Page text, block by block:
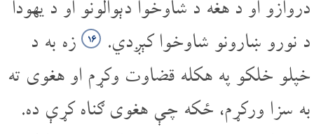
دروازو او د هغه د شاوخوا دېوالونو او د یهودا
د نورو ښارونو شاوخوا کېږدي.
۱۶ زه به د
خپلو خلکو په هکله قضاوت وکړم او هغوی ته
به سزا ورکړم، ځکه چې هغوی ګناه کړې ده.